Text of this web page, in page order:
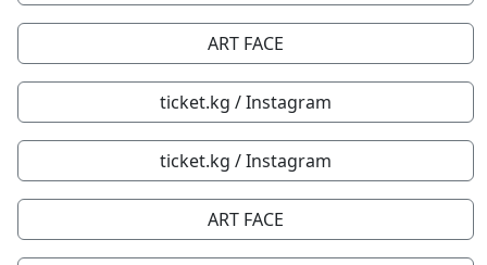
ART FACE
ticket.kg / Instagram
ticket.kg / Instagram
ART FACE